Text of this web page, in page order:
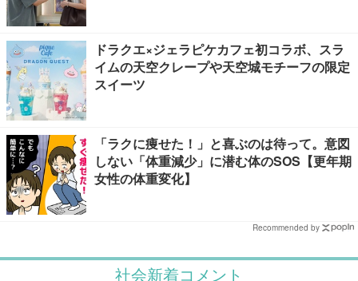
ドラクエ×ジェラピケカフェ初コラボ、スラ
イムの天空クレープや天空城モチーフの限定
スイーツ
「ラクに痩せた！」と喜ぶのは待って。意図
しない「体重減少」に潜む体のSOS【更年期
女性の体重変化】
Recommended by